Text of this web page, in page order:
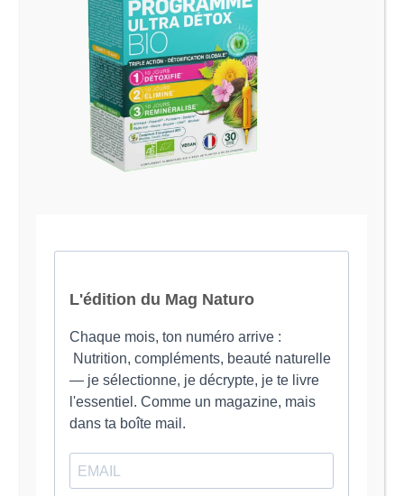
Le Magazine Naturo
Je suis Evy, Naturopathe spécialisée dans
l’accompagnement des femmes en préménopause et